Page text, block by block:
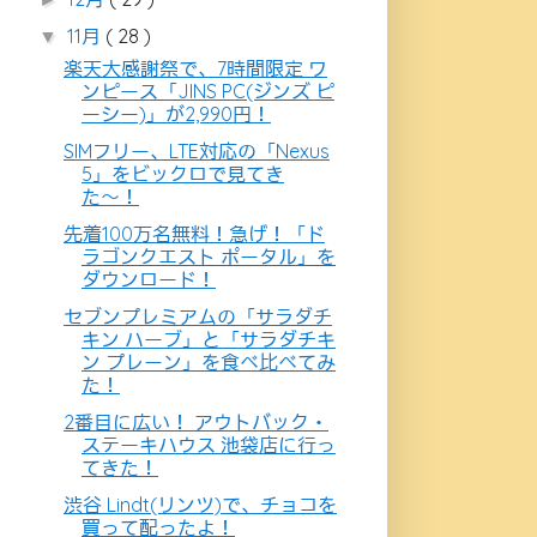
▼11月 ( 28 )
楽天大感謝祭で、7時間限定 ワ
ンピース「JINS PC(ジンズ ピ
ーシー)」が2,990円！
SIMフリー、LTE対応の「Nexus
5」をビックロで見てき
た〜！
先着100万名無料！急げ！「ド
ラゴンクエスト ポータル」を
ダウンロード！
セブンプレミアムの「サラダチ
キン ハーブ」と「サラダチキ
ン プレーン」を食べ比べてみ
た！
2番目に広い！ アウトバック・
ステーキハウス 池袋店に行っ
てきた！
渋谷 Lindt(リンツ)で、チョコを
買って配ったよ！